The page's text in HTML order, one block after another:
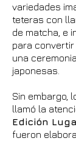
variedades
teteras con
de matcha, e
para
una
japonesas.
Sin embargo,
llamó la
Edición
fueron